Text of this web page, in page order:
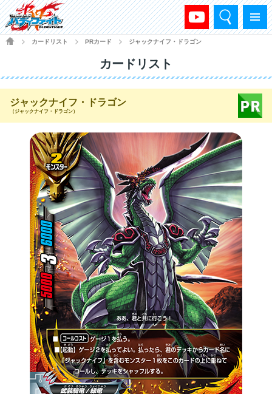
メニュー
検索
HOME
カードリスト PRカード ジャックナイフ・ドラゴン
カードリスト
ジャックナイフ・ドラゴン
（ジャックナイフ・ドラゴン）